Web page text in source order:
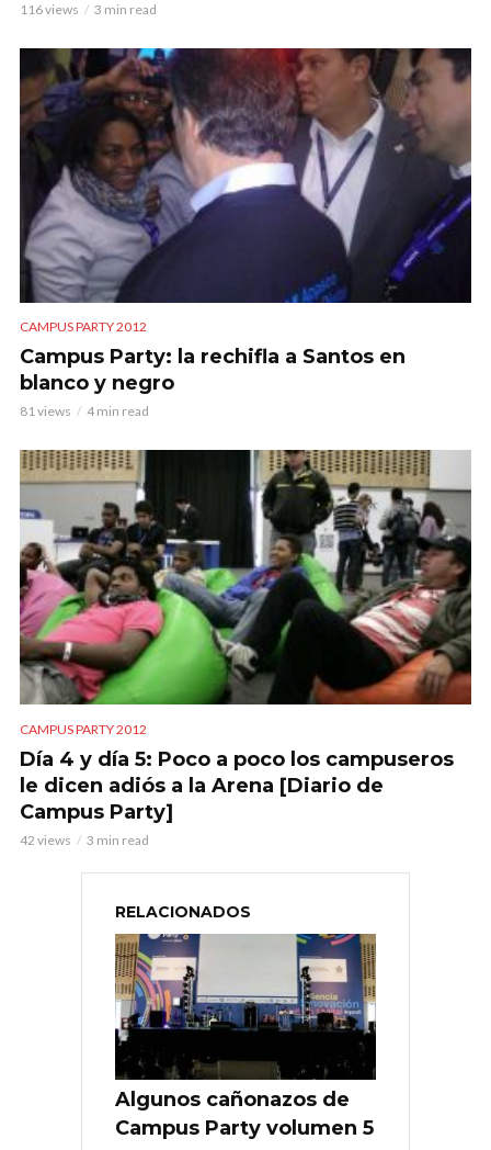
116 views 3 min read
CAMPUS PARTY 2012
Campus Party: la rechifla a Santos en
blanco y negro
81 views 4 min read
CAMPUS PARTY 2012
Día 4 y día 5: Poco a poco los campuseros
le dicen adiós a la Arena [Diario de
Campus Party]
42 views 3 min read
RELACIONADOS
Algunos cañonazos de
Campus Party volumen 5